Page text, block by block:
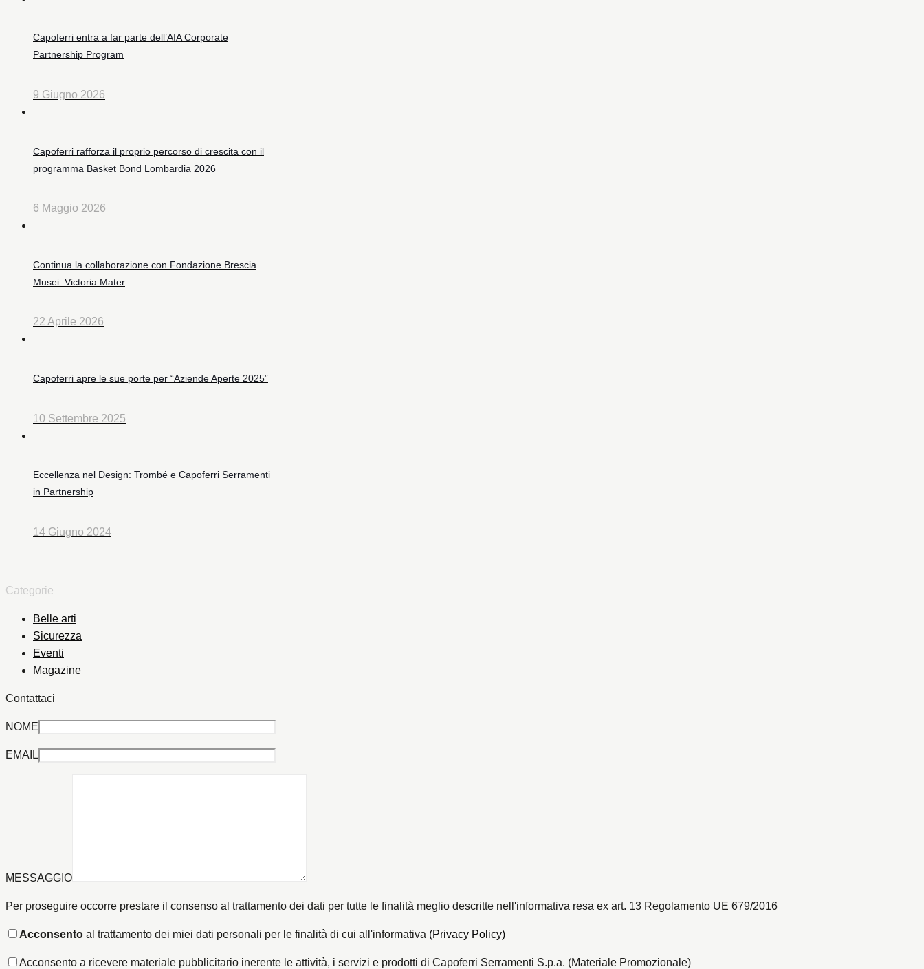
Capoferri entra a far parte dell’AIA Corporate
Partnership Program
9 Giugno 2026
Capoferri rafforza il proprio percorso di crescita con il
programma Basket Bond Lombardia 2026
6 Maggio 2026
Continua la collaborazione con Fondazione Brescia
Musei: Victoria Mater
22 Aprile 2026
Capoferri apre le sue porte per “Aziende Aperte 2025”
10 Settembre 2025
Eccellenza nel Design: Trombé e Capoferri Serramenti
in Partnership
14 Giugno 2024
Categorie
Belle arti
Sicurezza
Eventi
Magazine
Contattaci
NOME
EMAIL
MESSAGGIO
Per proseguire occorre prestare il consenso al trattamento dei dati per tutte le finalità meglio descritte nell'informativa resa ex art. 13 Regolamento UE 679/2016
Acconsento al trattamento dei miei dati personali per le finalità di cui all'informativa (Privacy Policy)
Acconsento a ricevere materiale pubblicitario inerente le attività, i servizi e prodotti di Capoferri Serramenti S.p.a. (Materiale Promozionale)